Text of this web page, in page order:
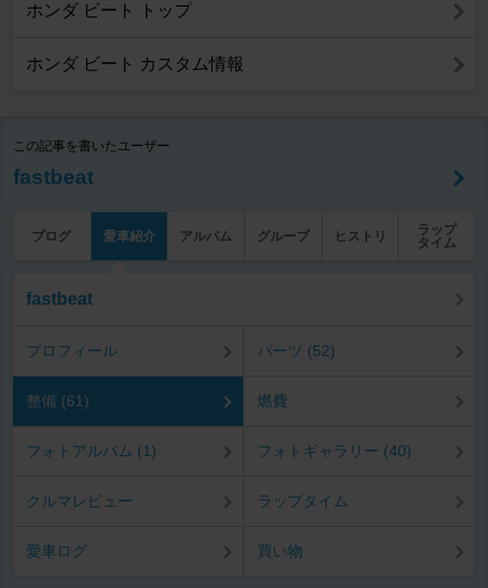
ホンダ ビート トップ
ホンダ ビート カスタム情報
この記事を書いたユーザー
fastbeat
ブログ 愛車紹介 アルバム グループ ヒストリ
ラップ
タイム
fastbeat
プロフィール パーツ (52)
整備 (61) 燃費
フォトアルバム (1) フォトギャラリー (40)
クルマレビュー ラップタイム
愛車ログ 買い物